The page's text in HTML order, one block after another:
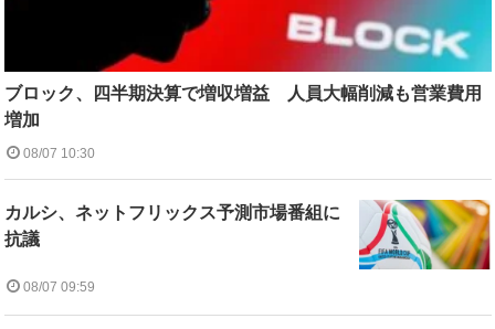
ブロック、四半期決算で増収増益 人員大幅削減も営業費用
増加
08/07 10:30
カルシ、ネットフリックス予測市場番組に
抗議
08/07 09:59